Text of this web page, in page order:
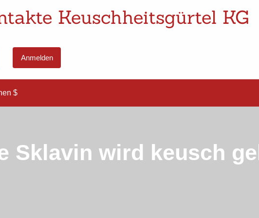
Keuschheitsgürtel KG
Anmelden
$
Sklavin wird keusch